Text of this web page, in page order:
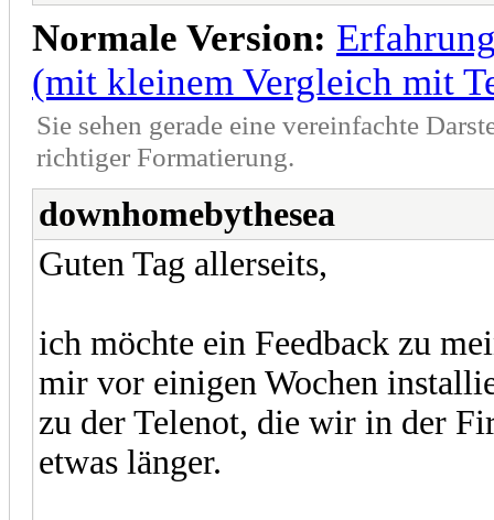
Normale Version:
(mit kleinem Vergleich mit
Sie sehen gerade eine vereinfachte
richtiger Formatierung.
downhomebythesea
Guten Tag allerseits,
ich möchte ein Feedback zu
mir vor einigen Wochen
zu der Telenot, die wir in der
etwas länger.